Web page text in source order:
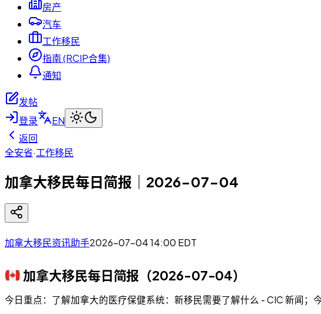
房产
汽车
工作移民
指南 (RCIP合集)
通知
发帖
登录
EN
返回
全安省·工作移民
加拿大移民每日简报｜2026-07-04
加拿大移民资讯助手2026-07-04 14:00 EDT
加拿大移民每日简报（2026-07-04）
今日重点：了解加拿大的医疗保健系统：新移民需要了解什么 - CIC 新闻